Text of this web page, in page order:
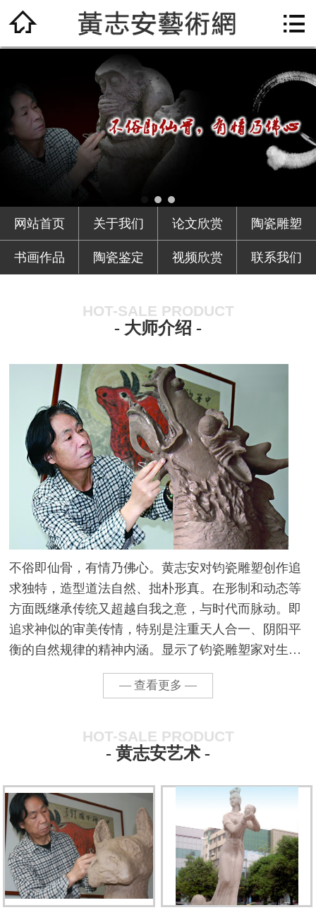
网站首页
陶瓷雕塑
视频欣赏
 
网站首页 关于我们 论文欣赏 陶瓷雕塑
书画作品 陶瓷鉴定 视频欣赏 联系我们
HOT-SALE PRODUCT
- 大师介绍 -
不俗即仙骨，有情乃佛心。黄志安对钧瓷雕塑创作追
求独特，造型道法自然、拙朴形真。在形制和动态等
方面既继承传统又超越自我之意，与时代而脉动。即
追求神似的审美传情，特别是注重天人合一、阴阳平
衡的自然规律的精神内涵。显示了钧瓷雕塑家对生活
的认知、淡定和超然的创作态度。他用艺术家敏锐的
观察力感悟着生活的激情，以缘物寄情，转化为生命
— 查看更多 —
HOT-SALE PRODUCT
- 黄志安艺术 -